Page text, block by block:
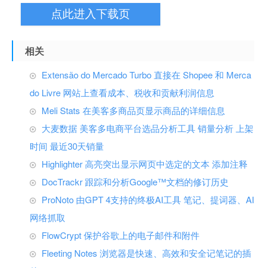
点此进入下载页
相关
Extensão do Mercado Turbo 直接在 Shopee 和 Merca
do Livre 网站上查看成本、税收和贡献利润信息
Meli Stats 在美客多商品页显示商品的详细信息
大麦数据 美客多电商平台选品分析工具 销量分析 上架
时间 最近30天销量
Highlighter 高亮突出显示网页中选定的文本 添加注释
DocTrackr 跟踪和分析Google™文档的修订历史
ProNoto 由GPT 4支持的终极AI工具 笔记、提词器、AI
网络抓取
FlowCrypt 保护谷歌上的电子邮件和附件
Fleeting Notes 浏览器是快速、高效和安全记笔记的插